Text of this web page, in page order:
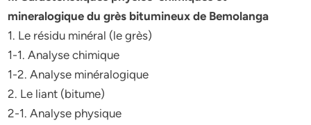
mineralogique du grès bitumineux de Bemolanga
1. Le résidu minéral (le grès)
1-1. Analyse chimique
1-2. Analyse minéralogique
2. Le liant (bitume)
2-1. Analyse physique